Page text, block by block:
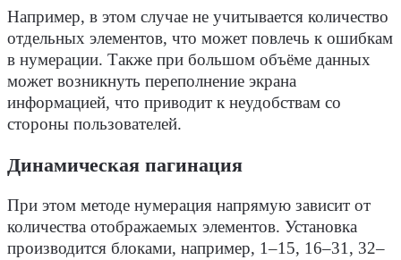
Например, в этом случае не учитывается количество
отдельных элементов, что может повлечь к ошибкам
в нумерации. Также при большом объёме данных
может возникнуть переполнение экрана
информацией, что приводит к неудобствам со
стороны пользователей.
Динамическая пагинация
При этом методе нумерация напрямую зависит от
количества отображаемых элементов. Установка
производится блоками, например, 1–15, 16–31, 32–